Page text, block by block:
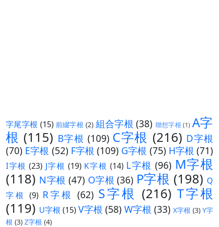
字尾字根 (15) 前綴字根 (2) 組合字根 (38) 聯想字根 (1) A字
根 (115) B字根 (109) C字根 (216) D字根
(70) E字根 (52) F字根 (109) G字根 (75) H字根 (71)
I字根 (23) J字根 (19) K字根 (14) L字根 (96) M字根
(118) N字根 (47) O字根 (36) P字根 (198) Q
字根 (9) R字根 (62) S字根 (216) T字根
(119) U字根 (15)V字根 (58) W字根 (33) X字根 (3) Y字
根 (3) Z字根 (4)